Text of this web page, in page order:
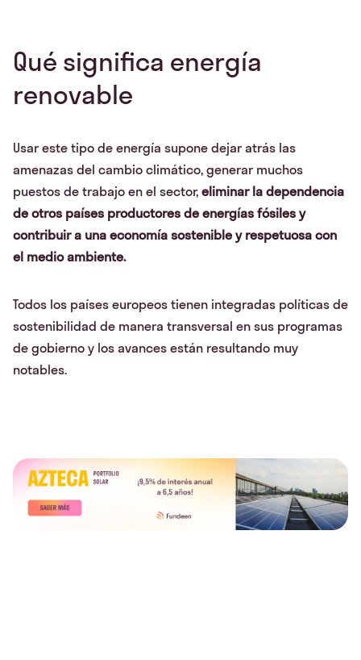
Qué significa energía
renovable
Usar este tipo de energía supone dejar atrás las
amenazas del cambio climático, generar muchos
puestos de trabajo en el sector, eliminar la dependencia
de otros países productores de energías fósiles y
contribuir a una economía sostenible y respetuosa con
el medio ambiente.
Todos los países europeos tienen integradas políticas de
sostenibilidad de manera transversal en sus programas
de gobierno y los avances están resultando muy
notables.